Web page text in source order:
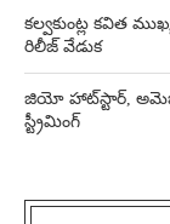
కల్వకుంట్ల కవిత
రిలీజ్ వేడుక
జియో హాట్‌స్టార్,
స్ట్రీమింగ్